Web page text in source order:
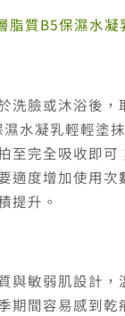
脂質B5保濕水凝
洗臉或沐浴後
水凝乳輕輕塗
至完全吸收即可
適度增加使用次
提升。
與敏弱肌設計，
期間容易感到乾